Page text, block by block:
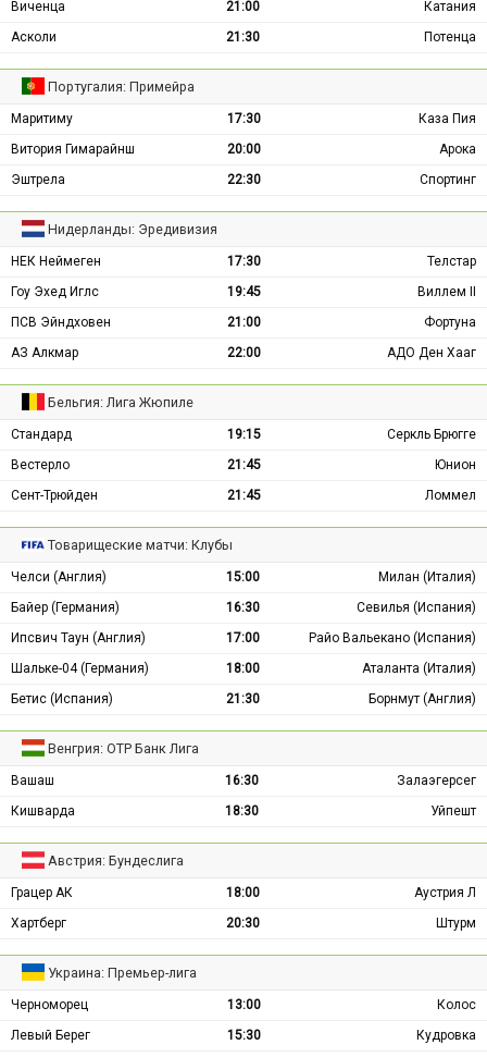
Виченца 21:00
Катания
Асколи
21:30 Потенца
Португалия: Примейра
Маритиму 17:30
Каза Пия
Витория Гимарайнш
20:00
Арока
Эштрела
22:30 Спортинг
Нидерланды: Эредивизия
НЕК Неймеген 17:30
Телстар
Гоу Эхед Иглс
19:45
Виллем II
ПСВ Эйндховен
21:00
Фортуна
АЗ Алкмар
22:00 АДО Ден Хааг
Бельгия: Лига Жюпиле
Стандард 19:15
Серкль Брюгге
Вестерло
21:45
Юнион
Сент-Трюйден
21:45 Ломмел
Товарищеские матчи: Клубы
Челси (Англия) 15:00
Милан (Италия)
Байер (Германия)
16:30
Севилья (Испания)
Ипсвич Таун (Англия)
17:00
Райо Вальекано (Испания)
Шальке-04 (Германия)
18:00
Аталанта (Италия)
Бетис (Испания)
21:30 Борнмут (Англия)
Венгрия: ОТР Банк Лига
Вашаш 16:30
Залаэгерсег
Кишварда
18:30 Уйпешт
Австрия: Бундеслига
Грацер АК 18:00
Аустрия Л
Хартберг
20:30 Штурм
Украина: Премьер-лига
Черноморец 13:00
Колос
Левый Берег
15:30
Кудровка